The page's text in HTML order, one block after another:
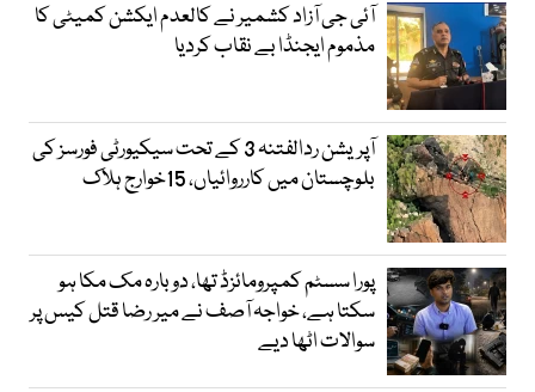
آئی جی آزاد کشمیر نے کالعدم ایکشن کمیٹی کا
مذموم ایجنڈا بے نقاب کردیا
آپریشن ردالفتنہ 3 کے تحت سیکیورٹی فورسز کی
بلوچستان میں کارروائیاں، 15خوارج ہلاک
پورا سسٹم کمپرومائزڈ تھا، دوبارہ مک مکا ہو
سکتا ہے، خواجہ آصف نے میر رضا قتل کیس پر
سوالات اٹھا دیے